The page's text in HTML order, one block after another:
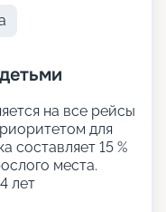
на все рейсы
для
составляет 15 %
места.
лет